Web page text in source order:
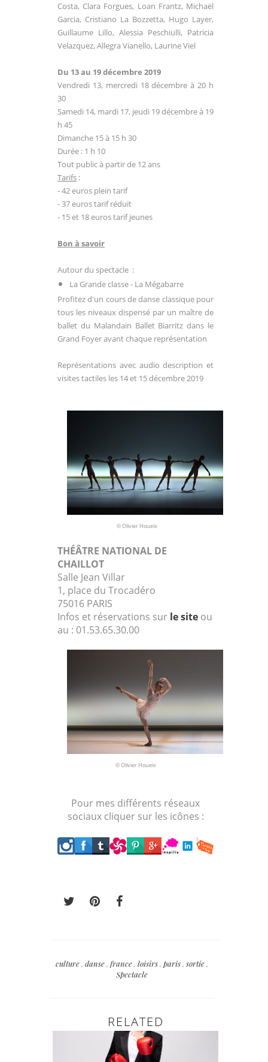
Costa, Clara Forgues, Loan Frantz, Michaël
Garcia, Cristiano La Bozzetta, Hugo Layer,
Guillaume Lillo, Alessia Peschiulli, Patricia
Velazquez, Allegra Vianello, Laurine Viel
Du 13 au 19 décembre 2019
Vendredi 13, mercredi 18 décembre à 20 h
30
Samedi 14, mardi 17, jeudi 19 décembre à 19
h 45
Dimanche 15 à 15 h 30
Durée : 1 h 10
Tout public à partir de 12 ans
Tarifs :
- 42 euros plein tarif
- 37 euros tarif réduit
- 15 et 18 euros tarif jeunes
Bon à savoir
Autour du spectacle :
La Grande classe - La Mégabarre
Profitez d'un cours de danse classique pour
tous les niveaux dispensé par un maître de
ballet du Malandain Ballet Biarritz dans le
Grand Foyer avant chaque représentation
Représentations avec audio description et
visites tactiles les 14 et 15 décembre 2019
© Olivier Houeix
THÉÂTRE NATIONAL DE
CHAILLOT
Salle Jean Villar
1, place du Trocadéro
75016 PARIS
Infos et réservations sur le site ou
au : 01.53.65.30.00
© Olivier Houeix
Pour mes différents réseaux
sociaux cliquer sur les icônes :
culture, danse, france, loisirs, paris, sortie,
Spectacle
RELATED